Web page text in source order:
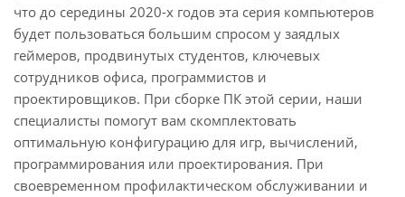
что до середины 2020-х годов эта серия компьютеров
будет пользоваться большим спросом у заядлых
геймеров, продвинутых студентов, ключевых
сотрудников офиса, программистов и
проектировщиков. При сборке ПК этой серии, наши
специалисты помогут вам скомплектовать
оптимальную конфигурацию для игр, вычислений,
программирования или проектирования. При
своевременном профилактическом обслуживании и